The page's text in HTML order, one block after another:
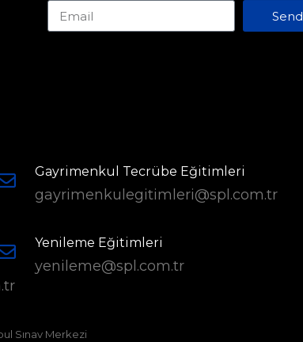
Send
Gayrimenkul Tecrübe Eğitimleri
gayrimenkulegitimleri@spl.com.tr
Yenileme Eğitimleri
yenileme@spl.com.tr
Sınav Merkezi